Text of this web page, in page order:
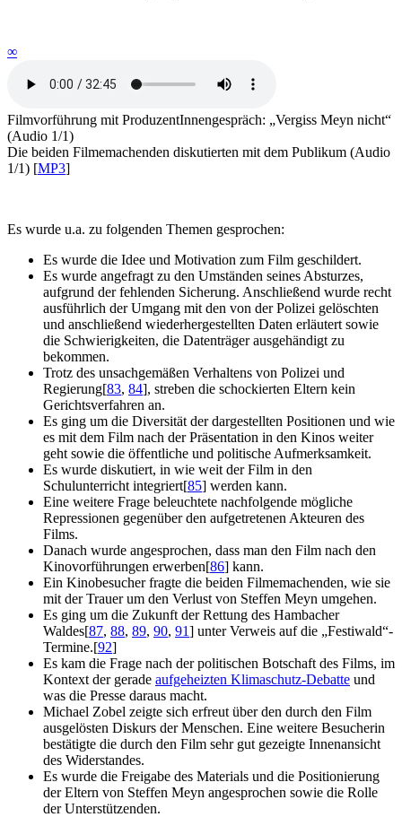
∞
Filmvorführung mit ProduzentInnengespräch: „Vergiss Meyn nicht“
(Audio 1/1)
Die beiden Filmemachenden diskutierten mit dem Publikum (Audio
1/1) [MP3]
Es wurde u.a. zu folgenden Themen gesprochen:
Es wurde die Idee und Motivation zum Film geschildert.
Es wurde angefragt zu den Umständen seines Absturzes,
aufgrund der fehlenden Sicherung. Anschließend wurde recht
ausführlich der Umgang mit den von der Polizei gelöschten
und anschließend wiederhergestellten Daten erläutert sowie
die Schwierigkeiten, die Datenträger ausgehändigt zu
bekommen.
Trotz des unsachgemäßen Verhaltens von Polizei und
Regierung[83, 84], streben die schockierten Eltern kein
Gerichtsverfahren an.
Es ging um die Diversität der dargestellten Positionen und wie
es mit dem Film nach der Präsentation in den Kinos weiter
geht sowie die öffentliche und politische Aufmerksamkeit.
Es wurde diskutiert, in wie weit der Film in den
Schulunterricht integriert[85] werden kann.
Eine weitere Frage beleuchtete nachfolgende mögliche
Repressionen gegenüber den aufgetretenen Akteuren des
Films.
Danach wurde angesprochen, dass man den Film nach den
Kinovorführungen erwerben[86] kann.
Ein Kinobesucher fragte die beiden Filmemachenden, wie sie
mit der Trauer um den Verlust von Steffen Meyn umgehen.
Es ging um die Zukunft der Rettung des Hambacher
Waldes[87, 88, 89, 90, 91] unter Verweis auf die „Festiwald“-
Termine.[92]
Es kam die Frage nach der politischen Botschaft des Films, im
Kontext der gerade aufgeheizten Klimaschutz-Debatte und
was die Presse daraus macht.
Michael Zobel zeigte sich erfreut über den durch den Film
ausgelösten Diskurs der Menschen. Eine weitere Besucherin
bestätigte die durch den Film sehr gut gezeigte Innenansicht
des Widerstandes.
Es wurde die Freigabe des Materials und die Positionierung
der Eltern von Steffen Meyn angesprochen sowie die Rolle
der Unterstützenden.